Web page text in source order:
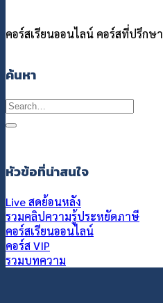
คอร์สเรียนออนไลน์ คอร์สที่ปรึกษา
ค้นหา
หัวข้อที่น่าสนใจ
Live สดย้อนหลัง
รวมคลิปความรู้ประหยัดภาษี
คอร์สเรียนออนไลน์
คอร์ส VIP
รวมบทความ